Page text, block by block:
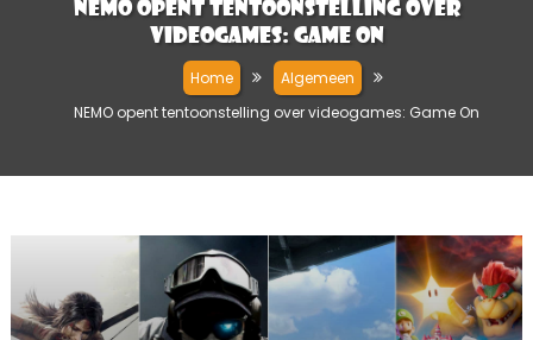
NEMO opent tentoonstelling over
videogames: Game On
Home
Algemeen
NEMO opent tentoonstelling over videogames: Game On